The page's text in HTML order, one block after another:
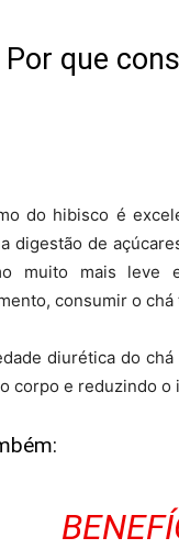
Por que
do hibisco é
digestão de
muito mais leve
consumir o
diurética do
corpo e reduzindo o